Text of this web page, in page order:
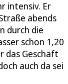
intensiv. Er
abends
durch die
schon 1,20
das Geschäft
auch da sei